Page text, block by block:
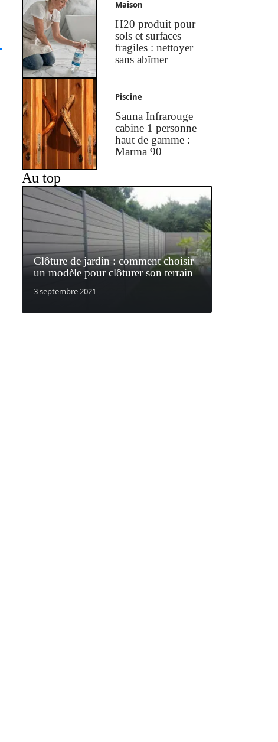
Maison
H20 produit pour
sols et surfaces
fragiles : nettoyer
sans abîmer
Piscine
Sauna Infrarouge
cabine 1 personne
haut de gamme :
Marma 90
Au top
Clôture de jardin : comment choisir
un modèle pour clôturer son terrain
3 septembre 2021